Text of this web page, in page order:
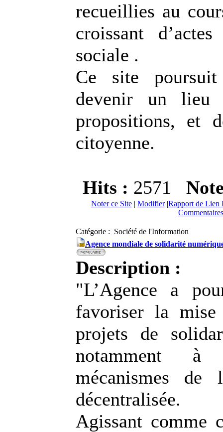
recueillies au
croissant
sociale .
Ce site
devenir un lieu
propositions, et
citoyenne.
Hits : 2571
Noter ce Site| Modifier|Rapport de Lien
Catégorie : Société de l'Information
Agence mondiale de solidarité
Description :
"L’Agence a
favoriser la
projets de
notamment
mécanismes de
décentralisée.
Agissant comme